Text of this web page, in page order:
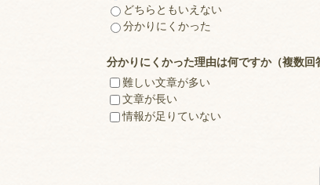
どちらともいえない
分かりにくかった
分かりにくかった理由は何ですか（複数回
難しい文章が多い
文章が長い
情報が足りていない